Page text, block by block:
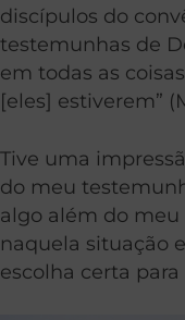
discípulos do
testemunhas de
em todas as
[eles] estiverem”
Tive uma
do meu
algo além do meu
naquela situação
escolha certa